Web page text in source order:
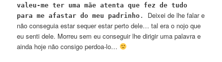
valeu-me ter uma mãe atenta que fez de tudo
para me afastar do meu padrinho . Deixei de lhe falar e
não conseguia estar sequer estar perto dele… tal era o nojo que
eu senti dele. Morreu sem eu conseguir lhe dirigir uma palavra e
ainda hoje não consigo perdoa-lo…